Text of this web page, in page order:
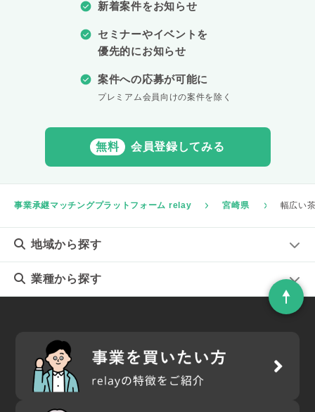
新着案件をお知らせ
セミナーやイベントを
優先的にお知らせ
案件への応募が可能に
プレミアム会員向けの案件を除く
無料 会員登録してみる
事業承継マッチングプラットフォーム relay 宮崎県 幅広い
地域から探す
業種から探す